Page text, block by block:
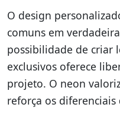
O design
comuns em
possibilidade de criar
exclusivos oferece
projeto. O neon
reforça os diferenciais